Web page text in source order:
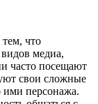
что
медиа,
часто посещают
свои сложные
персонажа.